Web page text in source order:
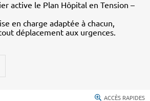
active le Plan Hôpital en Tension –
en charge adaptée à chacun,
déplacement aux urgences.
ACCÈS RAPIDES